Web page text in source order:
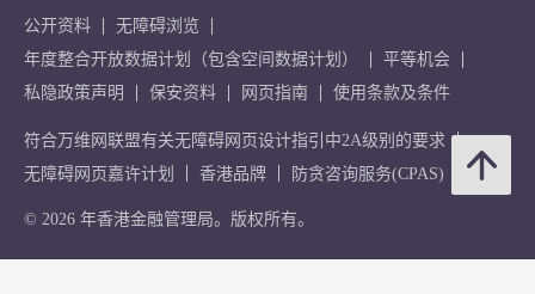
公开资料
无障碍浏览
年度整合开放数据计划（包含空间数据计划）
平等机会
私隐政策声明
保安资料 网页指南 使用条款及条件
符合万维网联盟有关无障碍网页设计指引中2A级别的要求
无障碍网页嘉许计划
香港品牌 防贪咨询服务(CPAS)
© 2026 年香港金融管理局。版权所有。